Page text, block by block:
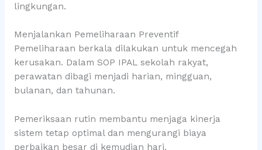
lingkungan.
Menjalankan Pemeliharaan Preventif
Pemeliharaan berkala dilakukan untuk mencegah
kerusakan. Dalam SOP IPAL sekolah rakyat,
perawatan dibagi menjadi harian, mingguan,
bulanan, dan tahunan.
Pemeriksaan rutin membantu menjaga kinerja
sistem tetap optimal dan mengurangi biaya
perbaikan besar di kemudian hari.